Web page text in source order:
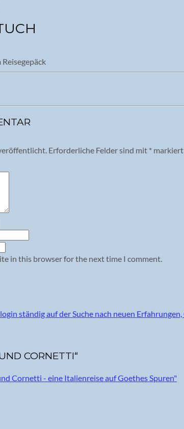
Erforderliche Felder sind mit * markiert
in this browser for the next time I comment.
CORNETTI“